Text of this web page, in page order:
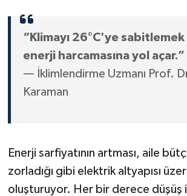
“Klimayı 26°C'ye
enerji harcamasına yol açar.”
— İklimlendirme Uzmanı Prof.
Karaman
Enerji sarfiyatının artması, aile
zorladığı gibi elektrik altyapısı
oluşturuyor. Her bir derece düşüş